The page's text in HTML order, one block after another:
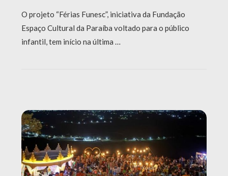
O projeto “Férias Funesc”, iniciativa da Fundação
Espaço Cultural da Paraíba voltado para o público
infantil, tem início na última …